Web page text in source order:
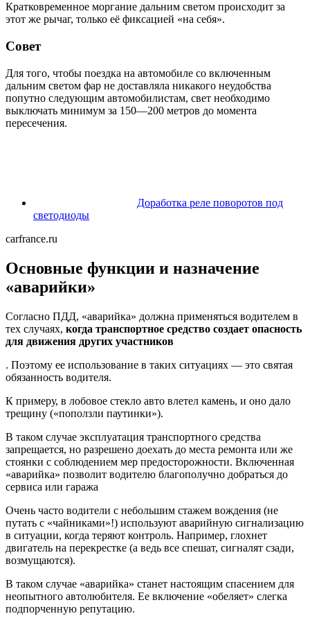
Кратковременное моргание дальним светом происходит за
этот же рычаг, только её фиксацией «на себя».
Совет
Для того, чтобы поездка на автомобиле со включенным
дальним светом фар не доставляла никакого неудобства
попутно следующим автомобилистам, свет необходимо
выключать минимум за 150—200 метров до момента
пересечения.
Доработка реле поворотов под
светодиоды
carfrance.ru
Основные функции и назначение
«аварийки»
Согласно ПДД, «аварийка» должна применяться водителем в
тех случаях, когда транспортное средство создает опасность
для движения других участников
. Поэтому ее использование в таких ситуациях — это святая
обязанность водителя.
К примеру, в лобовое стекло авто влетел камень, и оно дало
трещину («поползли паутинки»).
В таком случае эксплуатация транспортного средства
запрещается, но разрешено доехать до места ремонта или же
стоянки с соблюдением мер предосторожности. Включенная
«аварийка» позволит водителю благополучно добраться до
сервиса или гаража
Очень часто водители с небольшим стажем вождения (не
путать с «чайниками»!) используют аварийную сигнализацию
в ситуации, когда теряют контроль. Например, глохнет
двигатель на перекрестке (а ведь все спешат, сигналят сзади,
возмущаются).
В таком случае «аварийка» станет настоящим спасением для
неопытного автолюбителя. Ее включение «обеляет» слегка
подпорченную репутацию.